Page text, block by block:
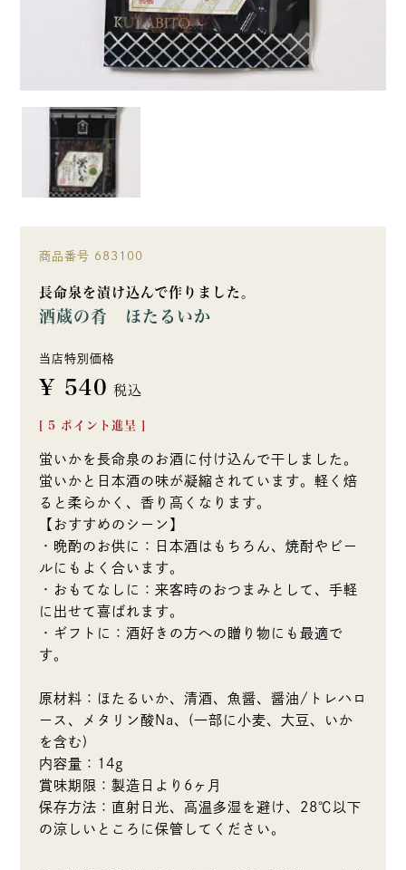
商品番号 683100
長命泉を漬け込んで作りました。
酒蔵の肴 ほたるいか
当店特別価格
¥ 540 税込
5 ポイント進呈 ]
蛍いかを長命泉のお酒に付け込んで干しました。
蛍いかと日本酒の味が凝縮されています。軽く焙
ると柔らかく、香り高くなります。
【おすすめのシーン】
・晩酌のお供に：日本酒はもちろん、焼酎やビー
ルにもよく合います。
・おもてなしに：来客時のおつまみとして、手軽
に出せて喜ばれます。
・ギフトに：酒好きの方への贈り物にも最適で
す。
原材料：ほたるいか、清酒、魚醤、醤油/トレハロ
ース、メタリン酸Na、(一部に小麦、大豆、いか
を含む)
内容量：14g
賞味期限：製造日より6ヶ月
保存方法：直射日光、高温多湿を避け、28℃以下
の涼しいところに保管してください。